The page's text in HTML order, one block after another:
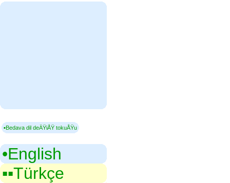
▪Bedava dil deÄŸiÅŸ tokuÅŸu
•‎English
▪▪‎Türkçe